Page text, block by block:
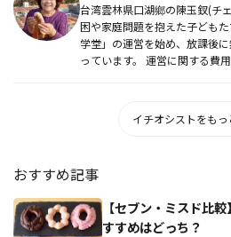
台湾雲林県口湖鄉の陳玉釵(チ
困や家庭問題を抱えた子ども
学堂」の運営を始め、放課後
っています。 運営に関する費
イチオシストをもっ
おすすめ記事
【セブン・ミスド比
すすめはどっち？